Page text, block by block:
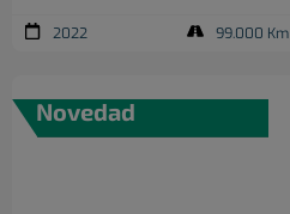
2022 99.000 Km
Novedad